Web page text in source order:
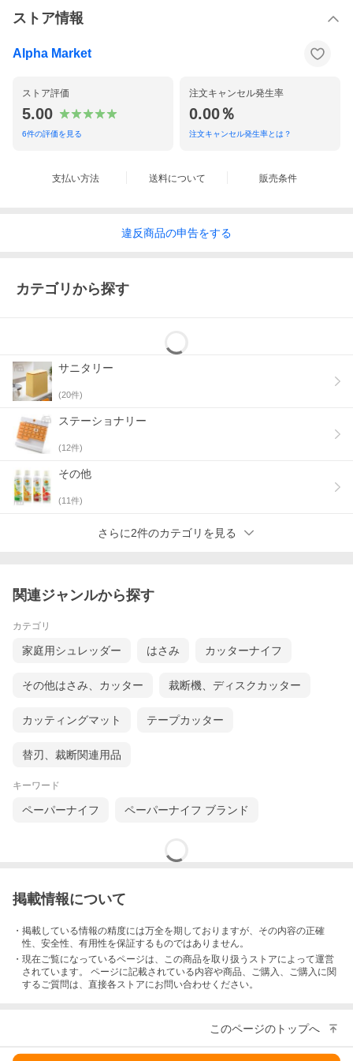
ストア情報
Alpha Market
ストア評価
5.00
6件の評価を見る
注文キャンセル発生率
0.00％
注文キャンセル発生率とは？
支払い方法 送料について 販売条件
違反商品の申告をする
カテゴリから探す
サニタリー
(20件)
ステーショナリー
(12件)
その他
(11件)
さらに2件のカテゴリを見る
関連ジャンルから探す
カテゴリ
家庭用シュレッダー はさみ カッターナイフ
その他はさみ、カッター 裁断機、ディスクカッター
カッティングマット テープカッター
替刃、裁断関連用品
キーワード
ペーパーナイフ ペーパーナイフ ブランド
掲載情報について
・掲載している情報の精度には万全を期しておりますが、その内容の正確
性、安全性、有用性を保証するものではありません。
・現在ご覧になっているページは、この商品を取り扱うストアによって運営
されています。 ページに記載されている内容や商品、ご購入 、ご購入に関
するご質問は、直接各ストアにお問い合わせください。
このページのトップへ